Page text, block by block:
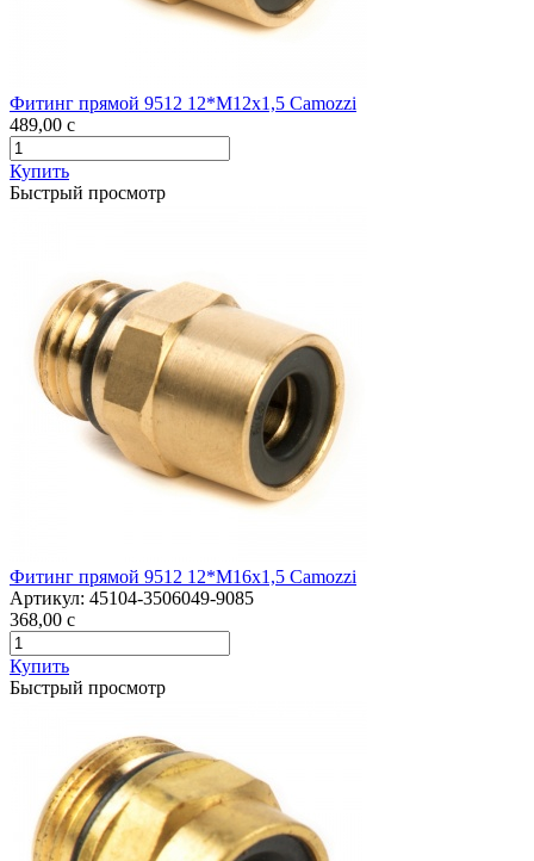
Фитинг прямой 9512 12*M12х1,5 Camozzi
489,00 c
Купить
Быстрый просмотр
Фитинг прямой 9512 12*М16х1,5 Camozzi
Артикул: 45104-3506049-9085
368,00 c
Купить
Быстрый просмотр